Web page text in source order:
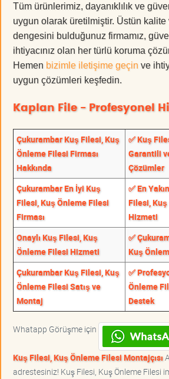
Tüm ürünlerimiz, dayanıklılık ve
uygun olarak üretilmiştir. Üstün kalite
dengesini bulduğunuz firmamız,
ihtiyacınız olan her türlü koruma
Hemen bizimle iletişime geçin ve
uygun çözümleri keşfedin.
Kaplan File - Profesyonel
Çukurambar Kuş Filesi, Kuş
Önleme Filesi Firması
Hakkında
✅ Kuş
Garantili
Çözümler
Çukurambar En İyi Kuş
Filesi, Kuş Önleme Filesi
Firması
✅ En
Filesi,
Hizmeti
Onaylı Kuş Filesi, Kuş
Önleme Filesi Hizmeti
✅
Kuş
Çukurambar Kuş Filesi, Kuş
Önleme Filesi Satış ve
Montaj
✅
Önleme
Destek
Whatapp Görüşme için
Kuş Filesi, Kuş Önleme Filesi Montajçısı
adrestesiniz! Kuş Filesi, Kuş Önleme Filesi